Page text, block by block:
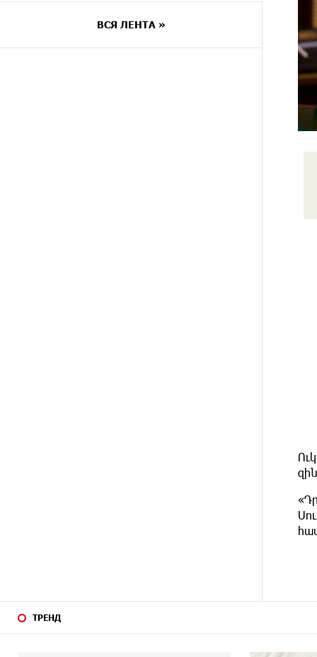
уйти спокойно. Аршак Карапетян
20 ДНЕЙ
НАЗАД
До 25% idcoin-ов при покупке
ВСЯ ЛЕНТА »
ТРЕНД